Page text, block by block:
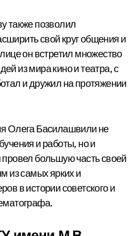
также позволил
свой круг общения и
он встретил множество
из мира кино и театра, с
и дружил на протяжении
Олега Басилашвили не
и работы, но и
большую часть своей
из самых ярких и
в истории советского и